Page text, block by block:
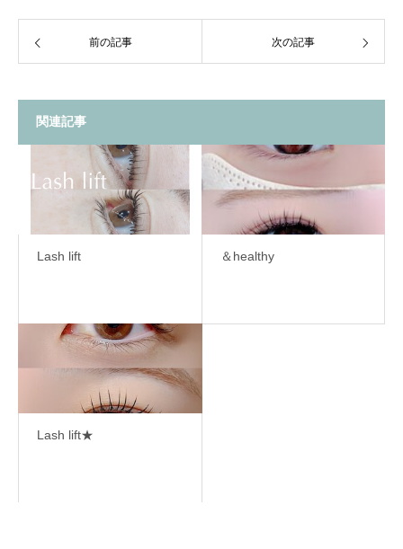
前の記事 次の記事
関連記事
Lash lift ＆healthy
Lash lift★